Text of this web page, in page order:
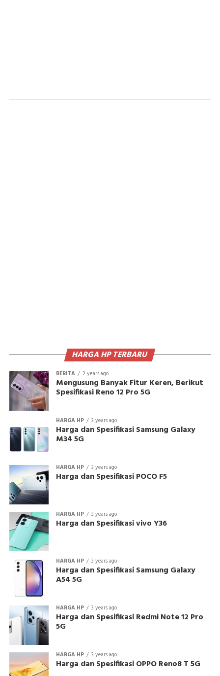
HARGA HP TERBARU
BERITA 2 years ago
Mengusung Banyak Fitur Keren, Berikut
Spesifikasi Reno 12 Pro 5G
HARGA HP 3 years ago
Harga dan Spesifikasi Samsung Galaxy
M34 5G
HARGA HP 3 years ago
Harga dan Spesifikasi POCO F5
HARGA HP 3 years ago
Harga dan Spesifikasi vivo Y36
HARGA HP 3 years ago
Harga dan Spesifikasi Samsung Galaxy
A54 5G
HARGA HP 3 years ago
Harga dan Spesifikasi Redmi Note 12 Pro
5G
HARGA HP 3 years ago
Harga dan Spesifikasi OPPO Reno8 T 5G